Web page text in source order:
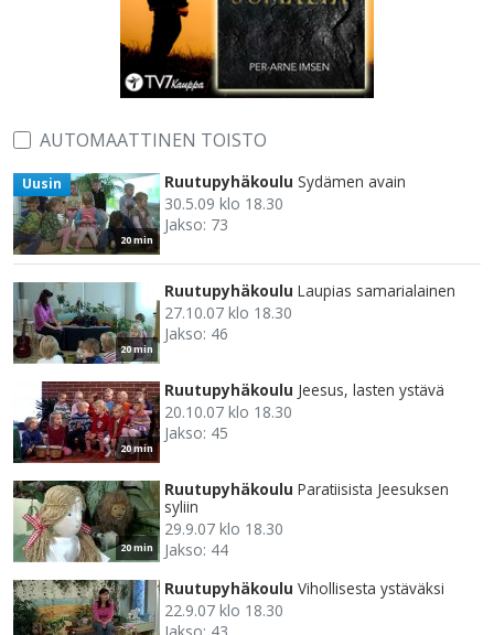
AUTOMAATTINEN TOISTO
20 min
Uusin Ruutupyhäkoulu Sydämen avain
30.5.09 klo 18.30
Jakso: 73
20 min
Ruutupyhäkoulu Laupias samarialainen
27.10.07 klo 18.30
Jakso: 46
20 min
Ruutupyhäkoulu Jeesus, lasten ystävä
20.10.07 klo 18.30
Jakso: 45
20 min
Ruutupyhäkoulu Paratiisista Jeesuksen
syliin
29.9.07 klo 18.30
Jakso: 44
Ruutupyhäkoulu Vihollisesta ystäväksi
22.9.07 klo 18.30